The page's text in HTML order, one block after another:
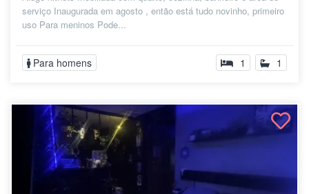
serviço Inaugurada em agosto , então está tudo novinho, primeiro
uso Para meninos Pode...
Para homens 1 1